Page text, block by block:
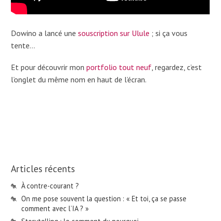
Dowino a lancé unesouscription sur Ulule ; si ça vous
tente…
Et pour découvrir monportfolio tout neuf, regardez, c’est
l’onglet du même nom en haut de l’écran.
Articles récents
À contre-courant ?
On me pose souvent la question : « Et toi, ça se passe
comment avec l’IA ? »